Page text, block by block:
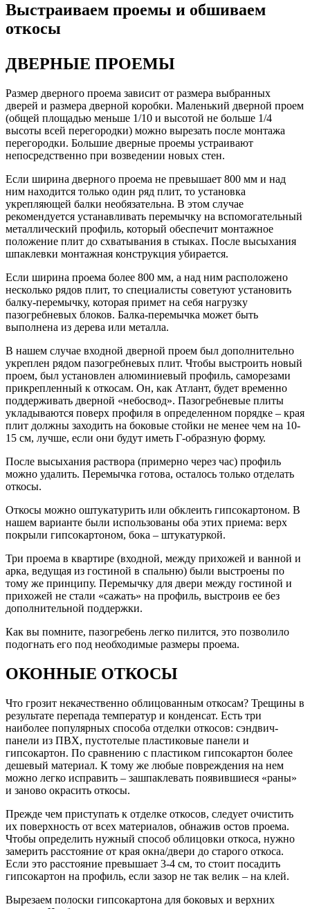
Выстраиваем проемы и обшиваем
откосы
ДВЕРНЫЕ ПРОЕМЫ
Размер дверного проема зависит от размера выбранных
дверей и размера дверной коробки. Маленький дверной проем
(общей площадью меньше 1/10 и высотой не больше 1/4
высоты всей перегородки) можно вырезать после монтажа
перегородки. Большие дверные проемы устраивают
непосредственно при возведении новых стен.
Если ширина дверного проема не превышает 800 мм и над
ним находится только один ряд плит, то установка
укрепляющей балки необязательна. В этом случае
рекомендуется устанавливать перемычку на вспомогательный
металлический профиль, который обеспечит монтажное
положение плит до схватывания в стыках. После высыхания
шпаклевки монтажная конструкция убирается.
Если ширина проема более 800 мм, а над ним расположено
несколько рядов плит, то специалисты советуют установить
балку-перемычку, которая примет на себя нагрузку
пазогребневых блоков. Балка-перемычка может быть
выполнена из дерева или металла.
В нашем случае входной дверной проем был дополнительно
укреплен рядом пазогребневых плит. Чтобы выстроить новый
проем, был установлен алюминиевый профиль, саморезами
прикрепленный к откосам. Он, как Атлант, будет временно
поддерживать дверной «небосвод». Пазогребневые плиты
укладываются поверх профиля в определенном порядке – края
плит должны заходить на боковые стойки не менее чем на 10-
15 см, лучше, если они будут иметь Г-образную форму.
После высыхания раствора (примерно через час) профиль
можно удалить. Перемычка готова, осталось только отделать
откосы.
Откосы можно оштукатурить или обклеить гипсокартоном. В
нашем варианте были использованы оба этих приема: верх
покрыли гипсокартоном, бока – штукатуркой.
Три проема в квартире (входной, между прихожей и ванной и
арка, ведущая из гостиной в спальню) были выстроены по
тому же принципу. Перемычку для двери между гостиной и
прихожей не стали «сажать» на профиль, выстроив ее без
дополнительной поддержки.
Как вы помните, пазогребень легко пилится, это позволило
подогнать его под необходимые размеры проема.
ОКОННЫЕ ОТКОСЫ
Что грозит некачественно облицованным откосам? Трещины в
результате перепада температур и конденсат. Есть три
наиболее популярных способа отделки откосов: сэндвич-
панели из ПВХ, пустотелые пластиковые панели и
гипсокартон. По сравнению с пластиком гипсокартон более
дешевый материал. К тому же любые повреждения на нем
можно легко исправить – зашпаклевать появившиеся «раны»
и заново окрасить откосы.
Прежде чем приступать к отделке откосов, следует очистить
их поверхность от всех материалов, обнажив остов проема.
Чтобы определить нужный способ облицовки откоса, нужно
замерить расстояние от края окна/двери до старого откоса.
Если это расстояние превышает 3-4 см, то стоит посадить
гипсокартон на профиль, если зазор не так велик – на клей.
Вырезаем полоски гипсокартона для боковых и верхних